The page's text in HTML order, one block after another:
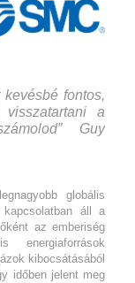
fontos,
a
Guy
globális
áll a
az emberiség
energiaforrások
kibocsátásából
időben jelent meg